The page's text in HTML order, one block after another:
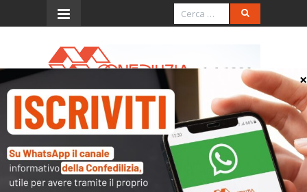
Menu
Piano Casa, Confedilizia: recuperare
appartamenti pubblici e rafforzare
affitto privato